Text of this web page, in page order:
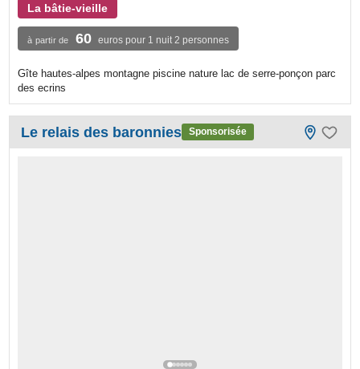
La bâtie-vieille
à partir de 60 euros pour 1 nuit 2 personnes
Gîte hautes-alpes montagne piscine nature lac de serre-ponçon parc
des ecrins
Le relais des baronnies Sponsorisée